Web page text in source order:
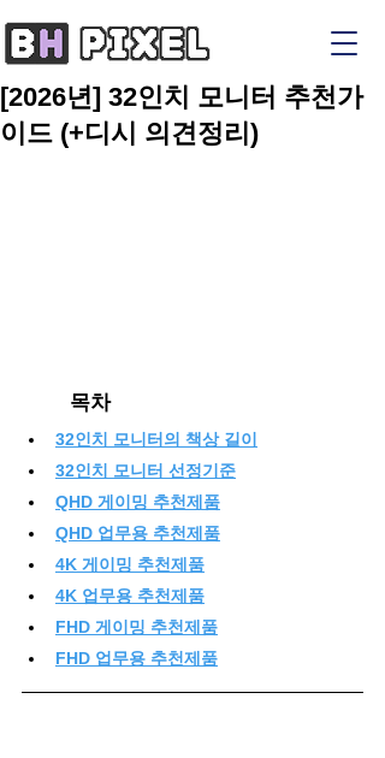
[2026년] 32인치 모니터 추천가
이드 (+디시 의견정리)
	목차
32인치 모니터의 책상 길이
32인치 모니터 선정기준
QHD 게이밍 추천제품
QHD 업무용 추천제품
4K 게이밍 추천제품
4K 업무용 추천제품
FHD 게이밍 추천제품
FHD 업무용 추천제품